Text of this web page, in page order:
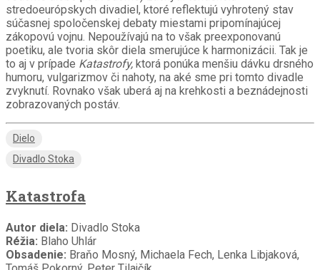
stredoeurópskych divadiel, ktoré reflektujú vyhrotený stav
súčasnej spoločenskej debaty miestami pripomínajúcej
zákopovú vojnu. Nepoužívajú na to však preexponovanú
poetiku, ale tvoria skôr diela smerujúce k harmonizácii. Tak je
to aj v prípade Katastrofy, ktorá ponúka menšiu dávku drsného
humoru, vulgarizmov či nahoty, na aké sme pri tomto divadle
zvyknutí. Rovnako však uberá aj na krehkosti a beznádejnosti
zobrazovaných postáv.
Dielo
Divadlo Stoka
Katastrofa
Autor diela: Divadlo Stoka
Réžia: Blaho Uhlár
Obsadenie: Braňo Mosný, Michaela Fech, Lenka Libjaková,